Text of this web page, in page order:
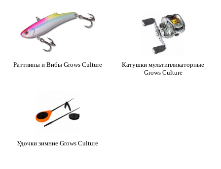
Раттлины и Вибы Grows Culture
Катушки мультипликаторные
Grows Culture
Удочки зимние Grows Culture